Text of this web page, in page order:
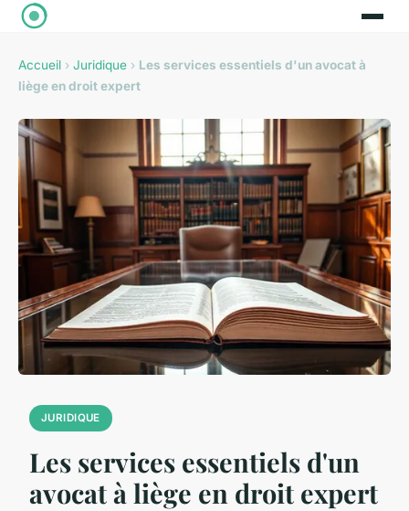
Accueil › Juridique › Les services essentiels d'un avocat à
liège en droit expert
JURIDIQUE
Les services essentiels d'un
avocat à liège en droit expert